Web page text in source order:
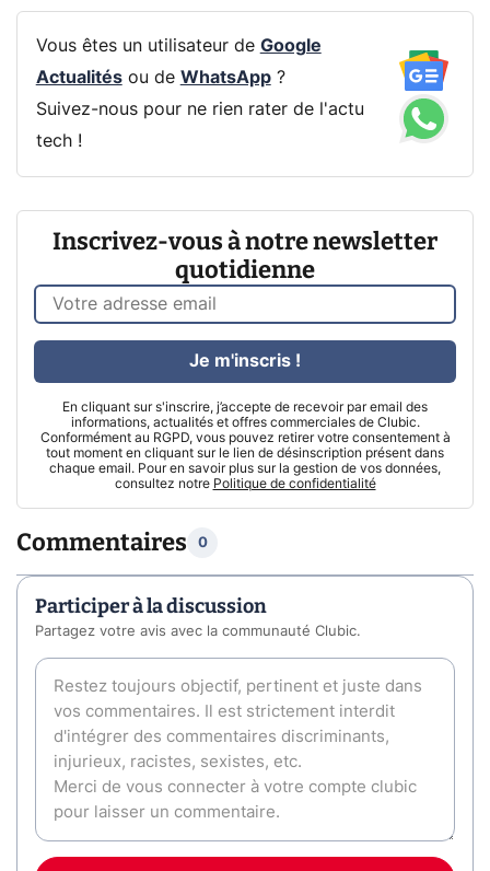
Vous êtes un utilisateur de Google
Actualitésou de WhatsApp?
Suivez-nous pour ne rien rater de l'actu
tech !
Inscrivez-vous à notre newsletter
quotidienne
En cliquant sur s'inscrire, j’accepte de recevoir par email des
informations, actualités et offres commerciales de Clubic.
Conformément au RGPD, vous pouvez retirer votre consentement à
tout moment en cliquant sur le lien de désinscription présent dans
chaque email. Pour en savoir plus sur la gestion de vos données,
consultez notre Politique de confidentialité
Je m'inscris !
Commentaires 0
Participer à la discussion
Partagez votre avis avec la communauté Clubic.